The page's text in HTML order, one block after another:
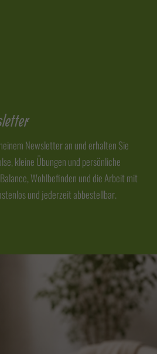
Newsletter an und erhalten Sie
kleine Übungen und persönliche
Wohlbefinden und die Arbeit mit
und jederzeit abbestellbar.